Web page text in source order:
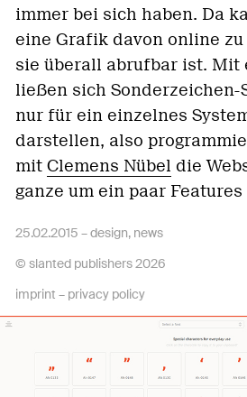
immer bei sich haben. Da
eine Grafik davon online
sie überall abrufbar ist. Mit
ließen sich Sonderzeichen-
nur für ein einzelnes
darstellen, also
mit Clemens Nübel die
ganze um ein paar
25.02.2015 –design, news
© slanted publishers 2026
imprint – privacy policy